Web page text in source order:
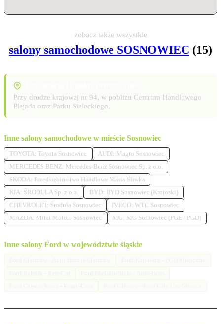
zobacz także wszystkie
salony samochodowe SOSNOWIEC (15)
Przy drodze krajowej nr 94, w pobliżu Centrum Handlowego
Plejada oraz Parku Sieleckiego.
Inne salony samochodowe w mieście Sosnowiec
TOYOTA: Toyota Sosnowiec
AUDI: Magro Sosnowiec
MERCEDES BENZ: Mercedes-Benz Sosnowiec Sp. z o.o.
SKODA: Przedsiębiorstwo Handlowe Maria Śliwka
KIA: ŚRODULA Sp. z o.o.
BYD: BYD Sosnowiec (Krotoski)
CHEVROLET: Środula Sosnowiec
IVECO: WTC Sosnowiec
MAZDA: Mirai Motors Sosnowiec
MG: MG Sosnowiec (PGE / PGD)
Inne salony Ford w województwie śląskie